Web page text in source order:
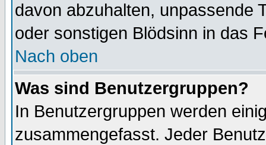
davon abzuhalten, unpassende
oder sonstigen Blödsinn in das
Nach oben
Was sind Benutzergruppen?
In Benutzergruppen werden
zusammengefasst. Jeder